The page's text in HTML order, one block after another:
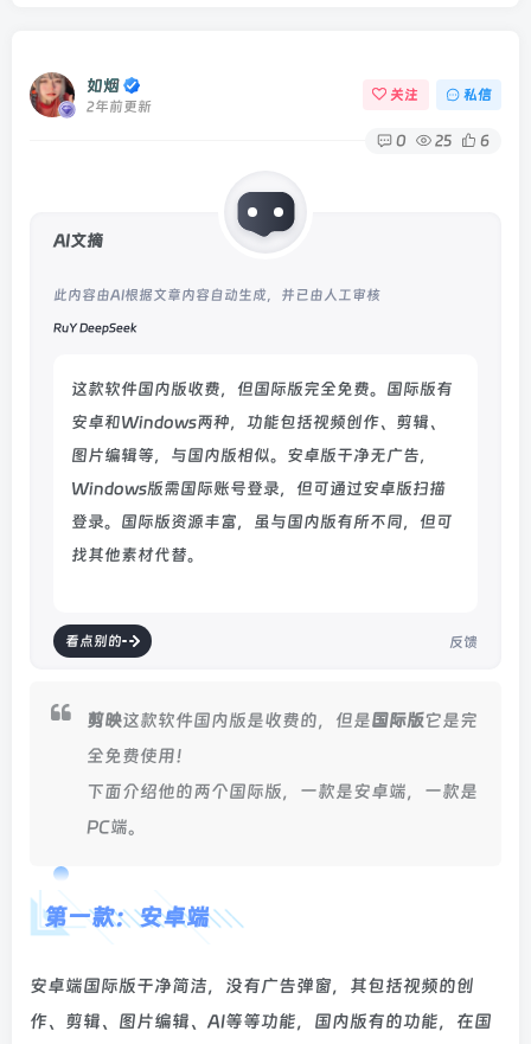
如烟
2年前更新
关注 私信
0 25 6
AI文摘
此内容由AI根据文章内容自动生成，并已由人工审核
RuY DeepSeek
这款软件国内版收费，但国际版完全免费。国际版有
安卓和Windows两种，功能包括视频创作、剪辑、
图片编辑等，与国内版相似。安卓版干净无广告，
Windows版需国际账号登录，但可通过安卓版扫描
登录。国际版资源丰富，虽与国内版有所不同，但可
找其他素材代替。
看点别的 反馈
剪映这款软件国内版是收费的，但是国际版它是完
全免费使用！
下面介绍他的两个国际版，一款是安卓端，一款是
PC端。
第一款：安卓端
安卓端国际版干净简洁，没有广告弹窗，其包括视频的创
作、剪辑、图片编辑、AI等等功能，国内版有的功能，在国